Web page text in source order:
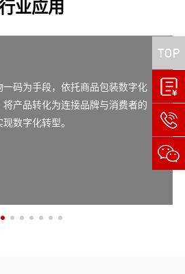
业应用
一码为手段，依托商品包装数字化
产品转化为连接品牌与消费者的
数字化转型。